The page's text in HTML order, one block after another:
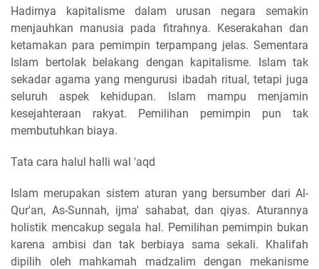
Hadirnya kapitalisme dalam urusan negara semakin
menjauhkan manusia pada fitrahnya. Keserakahan dan
ketamakan para pemimpin terpampang jelas. Sementara
Islam bertolak belakang dengan kapitalisme. Islam tak
sekadar agama yang mengurusi ibadah ritual, tetapi juga
seluruh aspek kehidupan. Islam mampu menjamin
kesejahteraan rakyat. Pemilihan pemimpin pun tak
membutuhkan biaya.
Tata cara halul halli wal 'aqd
Islam merupakan sistem aturan yang bersumber dari Al-
Qur'an, As-Sunnah, ijma' sahabat, dan qiyas. Aturannya
holistik mencakup segala hal. Pemilihan pemimpin bukan
karena ambisi dan tak berbiaya sama sekali. Khalifah
dipilih oleh mahkamah madzalim dengan mekanisme